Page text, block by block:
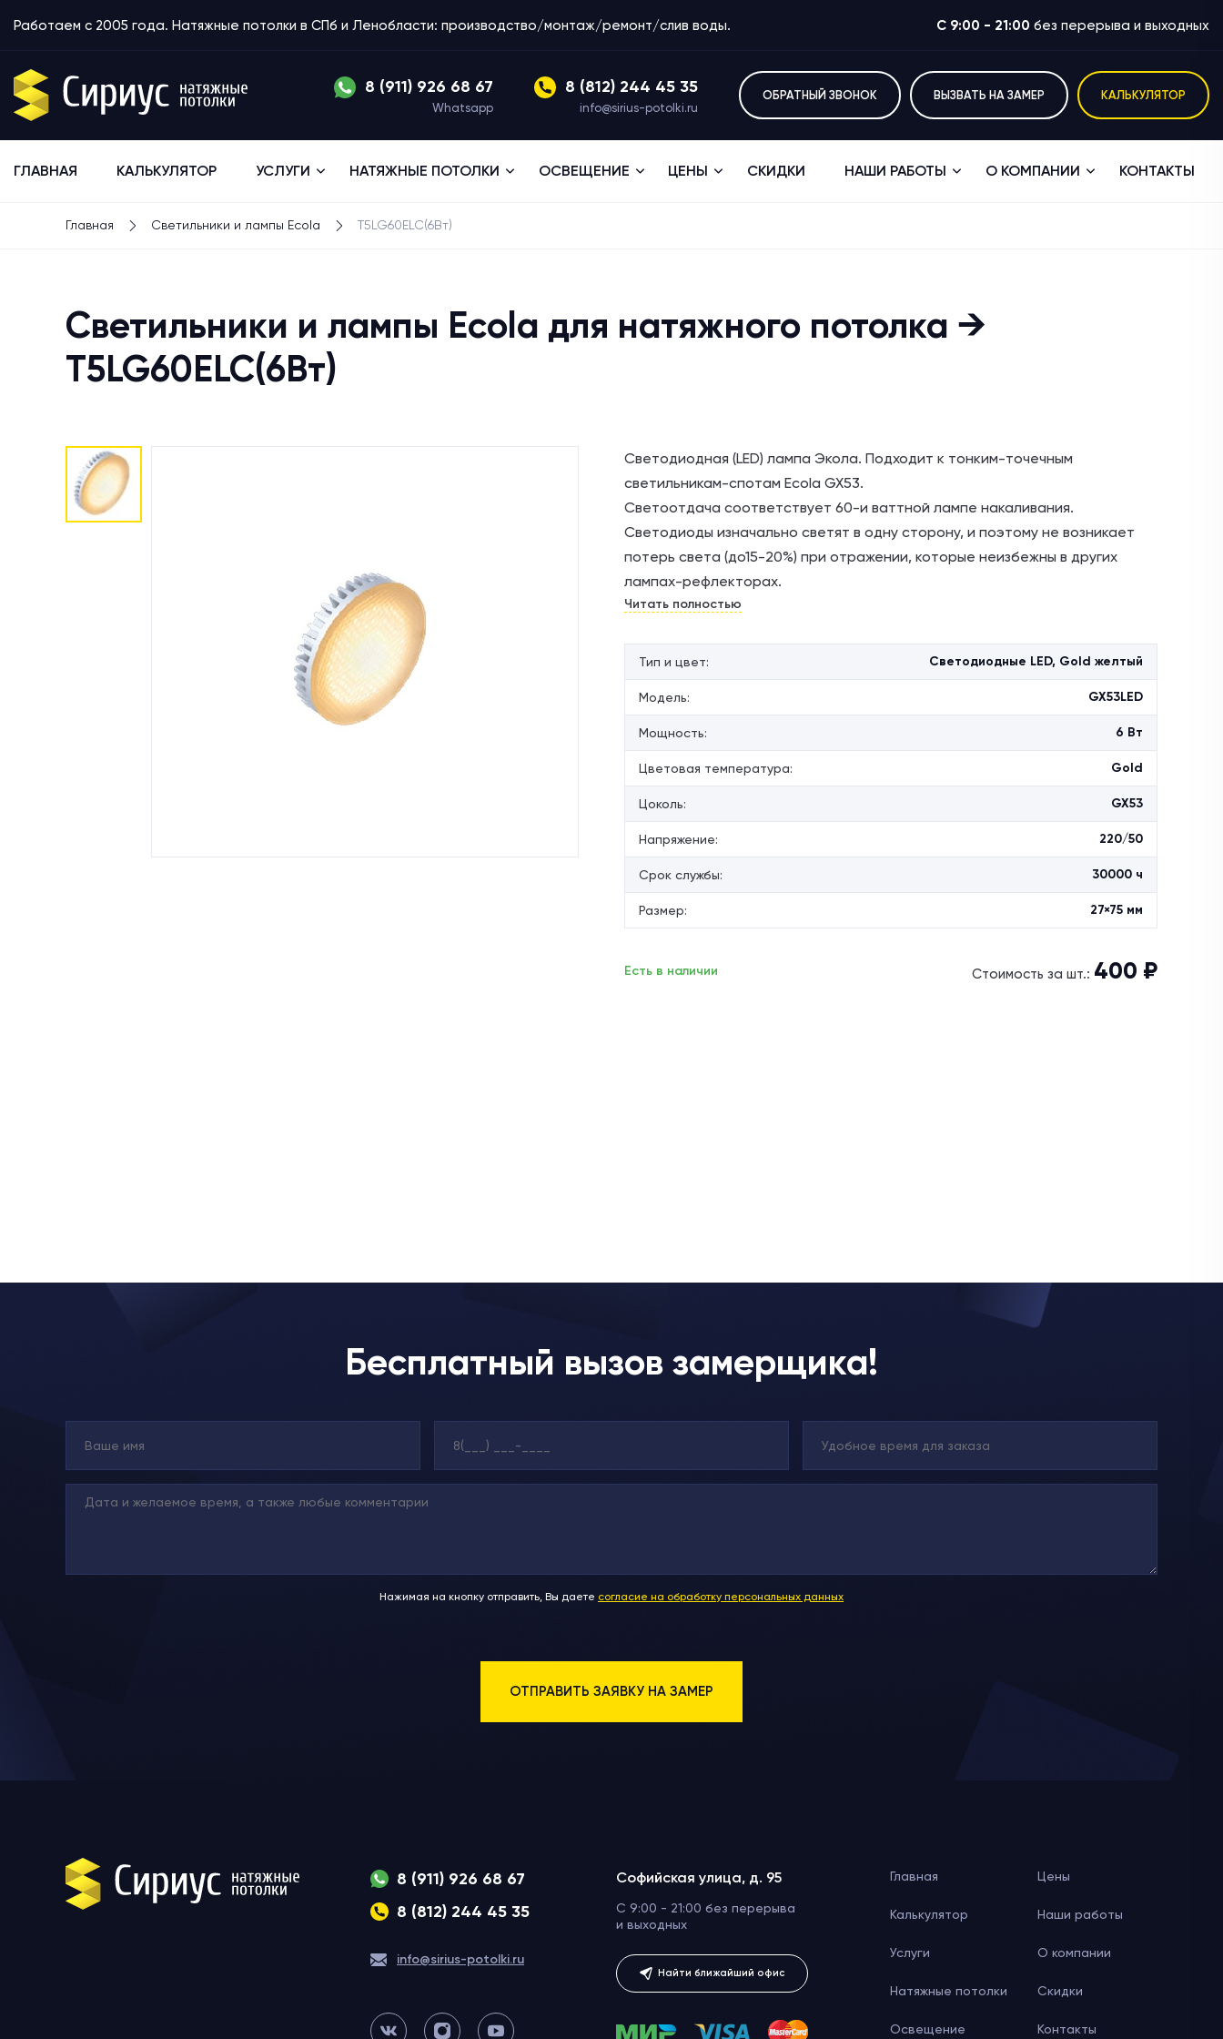
Работаем с 2005 года. Натяжные потолки в СПб и Ленобласти: производство/монтаж/ремонт/слив воды. C 9:00 - 21:00 без перерыва и выходных
8 (911) 926 68 67
Whatsapp
8 (812) 244 45 35
info@sirius-potolki.ru
ОБРАТНЫЙ ЗВОНОК ВЫЗВАТЬ НА ЗАМЕР КАЛЬКУЛЯТОР
ГЛАВНАЯ КАЛЬКУЛЯТОР УСЛУГИ НАТЯЖНЫЕ ПОТОЛКИ ОСВЕЩЕНИЕ ЦЕНЫ СКИДКИ НАШИ РАБОТЫ О КОМПАНИИ КОНТАКТЫ
Главная Светильники и лампы Ecola T5LG60ELC(6Вт)
Светильники и лампы Ecola для натяжного потолка →
T5LG60ELC(6Вт)
Светодиодная (LED) лампа Экола. Подходит к тонким-точечным
светильникам-спотам Ecola GX53.
Светоотдача соответствует 60-и ваттной лампе накаливания.
Светодиоды изначально светят в одну сторону, и поэтому не возникает
потерь света (до15-20%) при отражении, которые неизбежны в других
лампах-рефлекторах.
Средний срок службы — 30 тысяч часов — значительно выше, чем у
излучения лампы характеризуется цветовой температурой, она
измеряется в градусах Кельвина.
2700 (К) теплый белый свет. Лампа имеет матовое стекло. Не
использовать с регуляторами света. Экономит до 90% электро энергии.
Читать полностью
Тип и цвет: Светодиодные LED, Gold желтый
Модель: GX53LED
Мощность: 6 Вт
Цветовая температура: Gold
Цоколь: GX53
Напряжение: 220/50
Срок службы: 30000 ч
Размер: 27×75 мм
Есть в наличии Стоимость за шт.: 400 ₽
Бесплатный вызов замерщика!
Нажимая на кнопку отправить, Вы даете согласие на обработку персональных данных
8 (911) 926 68 67
8 (812) 244 45 35
info@sirius-potolki.ru
Софийская улица, д. 95
C 9:00 - 21:00 без перерыва
и выходных
Найти ближайший офис
Главная
Калькулятор
Услуги
Натяжные потолки
Освещение
Цены
Наши работы
О компании
Скидки
Контакты